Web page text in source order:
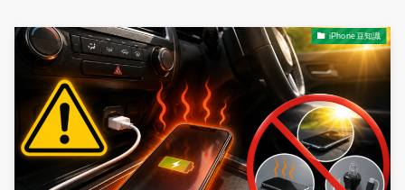
iPhone豆知識